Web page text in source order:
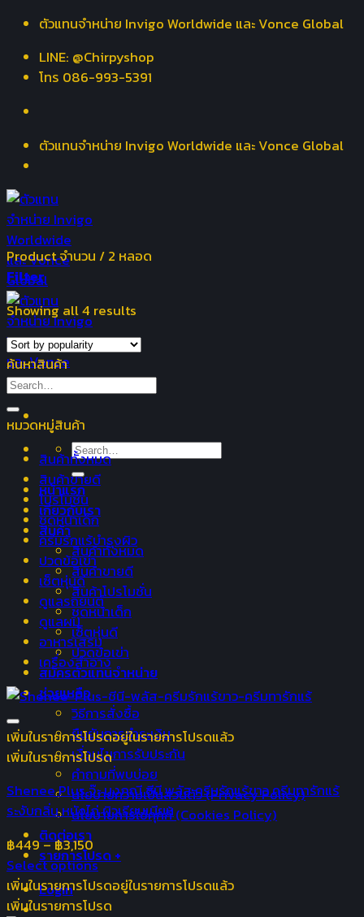
Skip
content
ตัวแทนจำหน่าย Invigo Worldwide และ Vonce Global
LINE: @Chirpyshop
โทร 086-993-5391
ตัวแทนจำหน่าย Invigo Worldwide และ Vonce Global
Search
for:
หน้าแรก
เกี่ยวกับเรา
สินค้า
สินค้าทั้งหมด
สินค้าขายดี
สินค้าโปรโมชั่น
ชุดหน้าเด็ก
เซ็ตหุ่นดี
ปวดข้อเข่า
สมัครตัวแทนจำหน่าย
ช่วยเหลือ
วิธีการสั่งซื้อ
ยืนยันการชำระเงิน
เงื่อนไขการรับประกัน
คำถามที่พบบ่อย
นโยบายความเป็นส่วนตัว (Privacy Policy)
นโยบายการใช้คุกกี้ (Cookies Policy)
ติดต่อเรา
รายการโปรด +
Login
Product จำนวน / 2 หลอด
Filter
Showing all 4 results
ค้นหาสินค้า
Search
for:
หมวดหมู่สินค้า
สินค้าทั้งหมด
สินค้าขายดี
โปรโมชั่น
ชุดหน้าเด็ก
ครีมรักแร้บำรุงผิว
ปวดข้อเข่า
เซ็ตหุ่นดี
ดูแลรถยนต์
ดูแลผม
อาหารเสริม
เครื่องสำอาง
เพิ่มในรายการโปรดอยู่ในรายการโปรดแล้ว
เพิ่มในรายการโปรด
Shenee Plus จ๊ะ นงภณี ชีนี พลัส ครีมรักแร้ขาว ครีมทารักแร้
ระงับกลิ่น หนังไก่ ผิวเรียบเนียน
฿449–฿3,150
Select options
เพิ่มในรายการโปรดอยู่ในรายการโปรดแล้ว
เพิ่มในรายการโปรด